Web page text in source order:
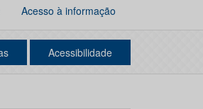
Acesso à informação
Acessibilidade